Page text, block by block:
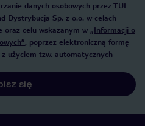
danych osobowych przez TUI
Dystrybucja Sp. z o.o. w celach
oraz celu wskazanym w „Informacji o
, poprzez elektroniczną formę
użyciem tzw. automatycznych
się